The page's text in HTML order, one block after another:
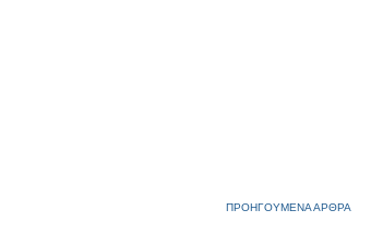
ΠΡΟΗΓΟΥΜΕΝΑ ΑΡΘΡΑ